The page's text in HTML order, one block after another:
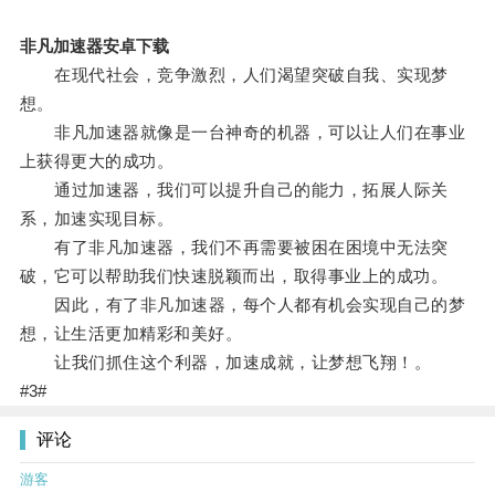
非凡加速器安卓下载
在现代社会，竞争激烈，人们渴望突破自我、实现梦
想。
非凡加速器就像是一台神奇的机器，可以让人们在事业
上获得更大的成功。
通过加速器，我们可以提升自己的能力，拓展人际关
系，加速实现目标。
有了非凡加速器，我们不再需要被困在困境中无法突
破，它可以帮助我们快速脱颖而出，取得事业上的成功。
因此，有了非凡加速器，每个人都有机会实现自己的梦
想，让生活更加精彩和美好。
让我们抓住这个利器，加速成就，让梦想飞翔！。
#3#
评论
游客